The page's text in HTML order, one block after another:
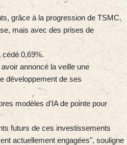
grâce à la progression de TSMC.
mais avec des prises de
cédé 0,69%.
annoncé la veille une
développement de ses
modèles d'IA de pointe pour
futurs de ces investissements
actuellement engagées", souligne